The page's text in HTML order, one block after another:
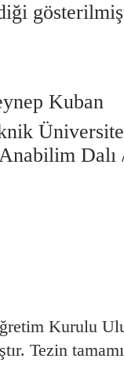
Kuban
Kurulu
Tezin